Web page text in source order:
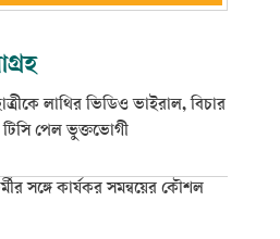
লাথির ভিডিও ভাইরাল, বিচার
টিসি পেল ভুক্তভোগী
সঙ্গে কার্যকর সমন্বয়ের কৌশল